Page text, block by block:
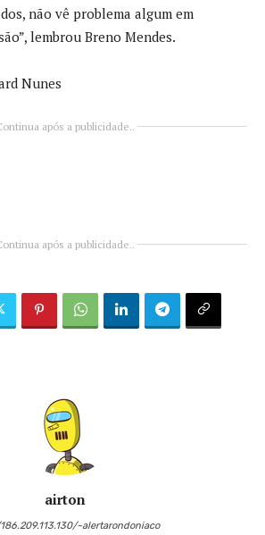
não vê problema algum em
lembrou Breno Mendes.
Nunes
após a publicidade..
após a publicidade..
airton
~alertarondoniaco